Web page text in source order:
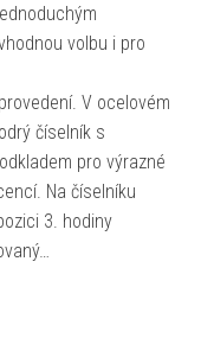
volbu i pro
V ocelovém
číselník s
pro výrazné
Na číselníku
3. hodiny